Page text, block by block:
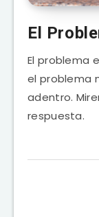
El
El problema
el problema
adentro.
respuesta.